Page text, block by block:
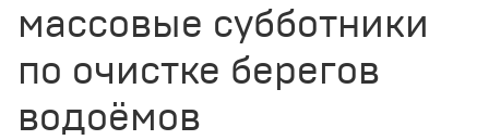
массовые субботники
по очистке берегов
водоёмов